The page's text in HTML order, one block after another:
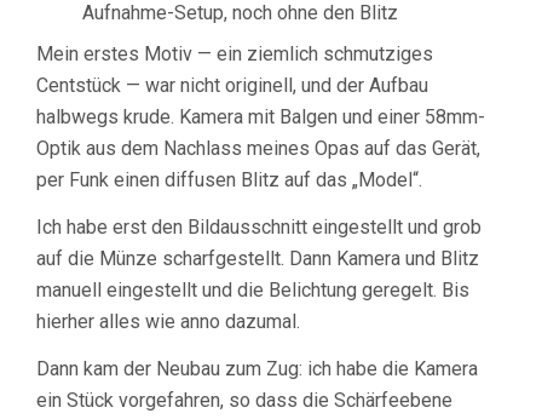
Aufnahme-Setup, noch ohne den Blitz
Mein erstes Motiv — ein ziemlich schmutziges
Centstück — war nicht originell, und der Aufbau
halbwegs krude. Kamera mit Balgen und einer 58mm-
Optik aus dem Nachlass meines Opas auf das Gerät,
per Funk einen diffusen Blitz auf das „Model“.
Ich habe erst den Bildausschnitt eingestellt und grob
auf die Münze scharfgestellt. Dann Kamera und Blitz
manuell eingestellt und die Belichtung geregelt. Bis
hierher alles wie anno dazumal.
Dann kam der Neubau zum Zug: ich habe die Kamera
ein Stück vorgefahren, so dass die Schärfeebene